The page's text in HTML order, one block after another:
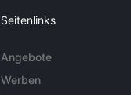
Seitenlinks
Angebote
Werben